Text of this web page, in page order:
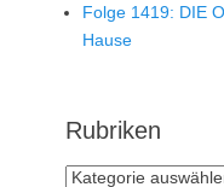
Folge 1419: DIE
Hause
Rubriken
Rubriken